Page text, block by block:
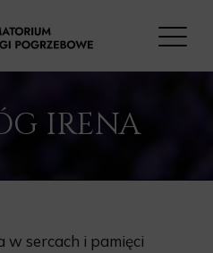
IRENA
w sercach i pamięci